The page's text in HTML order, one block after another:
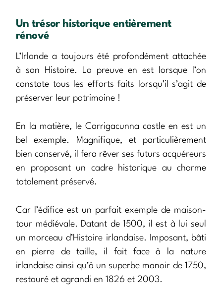
Un trésor historique entièrement
rénové
L’Irlande a toujours été profondément attachée
à son Histoire. La preuve en est lorsque l’on
constate tous les efforts faits lorsqu’il s’agit de
préserver leur patrimoine !
En la matière, le Carrigacunna castle en est un
bel exemple. Magnifique, et particulièrement
bien conservé, il fera rêver ses futurs acquéreurs
en proposant un cadre historique au charme
totalement préservé.
Car l’édifice est un parfait exemple de maison-
tour médiévale. Datant de 1500, il est à lui seul
un morceau d’Histoire irlandaise. Imposant, bâti
en pierre de taille, il fait face à la nature
irlandaise ainsi qu’à un superbe manoir de 1750,
restauré et agrandi en 1826 et 2003.